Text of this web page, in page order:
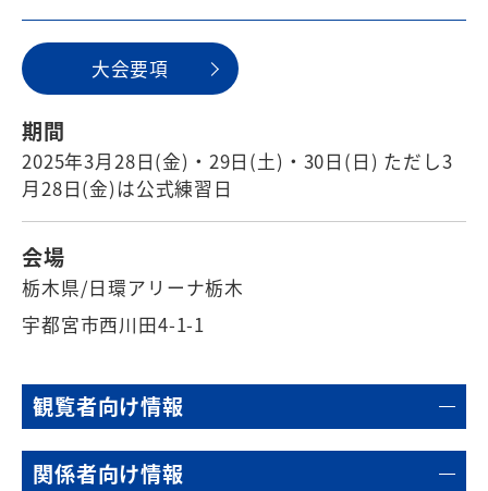
⼤会要項
期間
2025年3月28日(金)・29日(土)・30日(日) ただし3
月28日(金)は公式練習日
会場
栃木県/日環アリーナ栃木
宇都宮市西川田4-1-1
観覧者向け情報
関係者向け情報